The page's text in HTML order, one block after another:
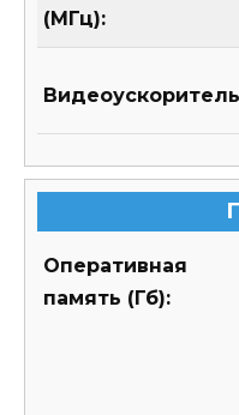
(МГц):
Оперативная
память (Гб):